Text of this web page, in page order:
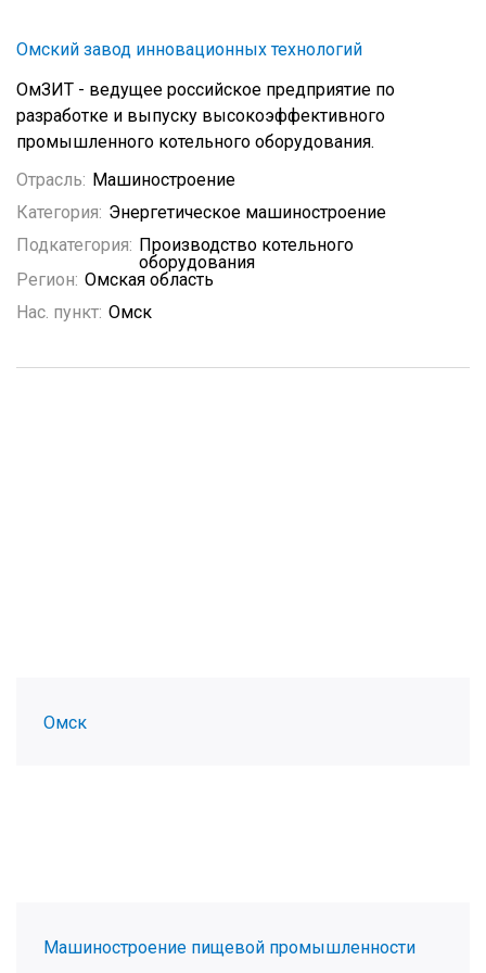
Омский завод инновационных технологий
ОмЗИТ - ведущее российское предприятие по
разработке и выпуску высокоэффективного
промышленного котельного оборудования.
Отрасль: Машиностроение
Категория: Энергетическое машиностроение
Подкатегория: Производство котельного
оборудования
Регион: Омская область
Нас. пункт: Омск
Омск
Машиностроение пищевой промышленности